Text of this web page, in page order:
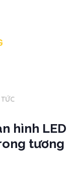
hình LED
tương